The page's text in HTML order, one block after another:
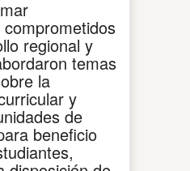
regional y
temas
la
y
de
beneficio